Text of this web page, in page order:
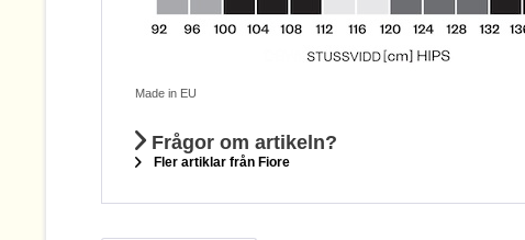
Made in EU
Frågor om artikeln?
Fler artiklar från Fiore